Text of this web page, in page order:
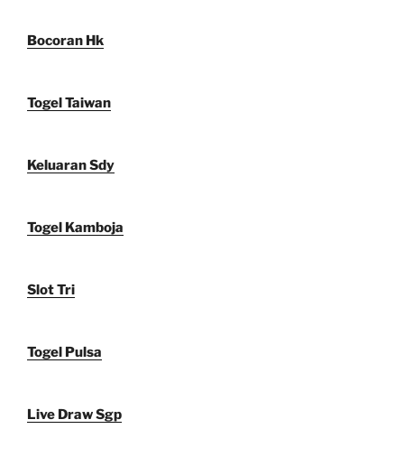
Bocoran Hk
Togel Taiwan
Keluaran Sdy
Togel Kamboja
Slot Tri
Togel Pulsa
Live Draw Sgp